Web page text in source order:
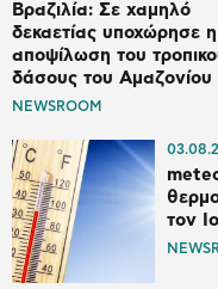
Βραζιλία: Σε χαμηλό
δεκαετίας υποχώρησε η
αποψίλωση του
δάσους του Αμαζονίου
NEWSROOM
τον